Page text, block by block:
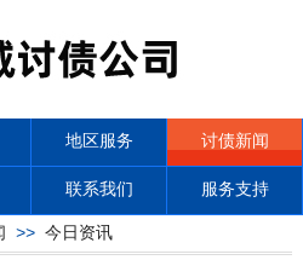
地区服务 讨债新闻
联系我们 服务支持
>> 今日资讯